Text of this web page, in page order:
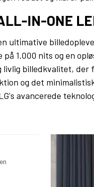
IN-ONE
ultimative
på 1.000 nits og en
livlig billedkvalitet, der
og det
avancerede